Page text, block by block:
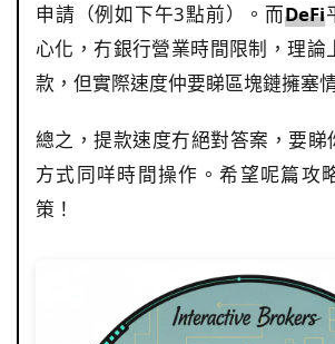
申請（例如下午3點前）。而DeFi
心化，冇銀行營業時間限制，理論
款，但實際速度仲要睇區塊鏈擁塞
總之，提款速度冇絕對答案，要睇
方式同咩時間操作。希望呢篇攻
策！